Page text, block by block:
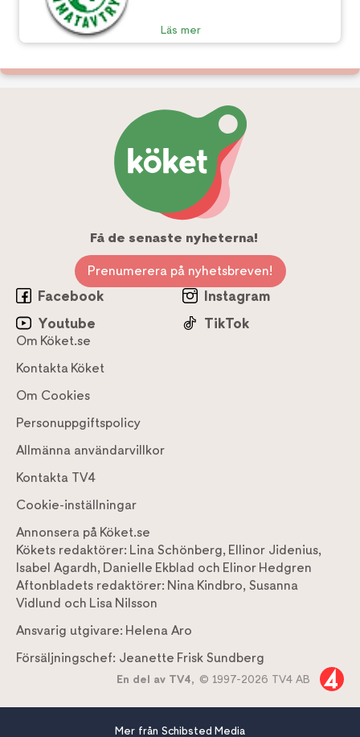
Läs mer
Få de senaste nyheterna!
Prenumerera på nyhetsbreven!
Facebook
Instagram
Youtube
TikTok
Om Köket.se
Kontakta Köket
Om Cookies
Personuppgiftspolicy
Allmänna användarvillkor
Kontakta TV4
Cookie-inställningar
Annonsera på Köket.se
Kökets redaktörer: Lina Schönberg, Ellinor Jidenius,
Isabel Agardh, Danielle Ekblad och Elinor Hedgren
Aftonbladets redaktörer: Nina Kindbro, Susanna
Vidlund och Lisa Nilsson
Ansvarig utgivare: Helena Aro
Försäljningschef: Jeanette Frisk Sundberg
En del av TV4, © 1997-2026 TV4 AB
Mer från Schibsted Media